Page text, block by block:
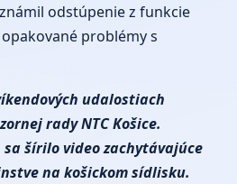
odstúpenie z funkcie
problémy s
udalostiach
rady NTCKošice.
šírilo video zachytávajúce
na košickom sídlisku.